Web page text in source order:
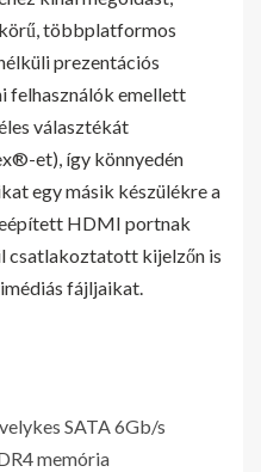
többplatformos
prezentációs
felhasználók emellett
választékát
et), így könnyedén
egy másik készülékre a
HDMI portnak
csatlakoztatott kijelzőn is
fájljaikat.
SATA 6Gb/s
memória